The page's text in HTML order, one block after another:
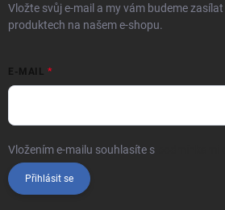
Vložte svůj e-mail a my vám budeme
produktech na našem e-shopu.
E-MAIL
Vložením e-mailu souhlasíte s
Přihlásit se